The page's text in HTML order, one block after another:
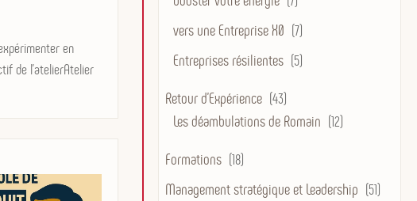
en
de l’atelierAtelier
vers une Entreprise X0 (7)
Entreprises résilientes (5)
Retour d'Expérience (43)
Les déambulations de Romain (12)
Formations (18)
Management stratégique et Leadership (51)